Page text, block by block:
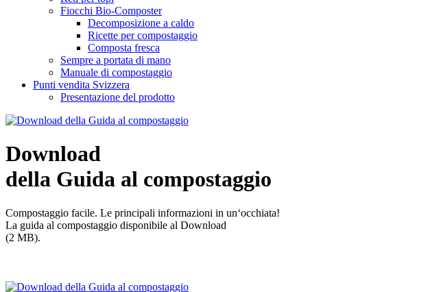
Fiocchi Bio-Composter
Decomposizione a caldo
Ricette per compostaggio
Composta fresca
Sempre a portata di mano
Manuale di compostaggio
Punti vendita Svizzera
Presentazione del prodotto
Download
della Guida al compostaggio
Compostaggio facile. Le principali informazioni in un‘occhiata!
La guida al compostaggio disponibile al Download
(2 MB).